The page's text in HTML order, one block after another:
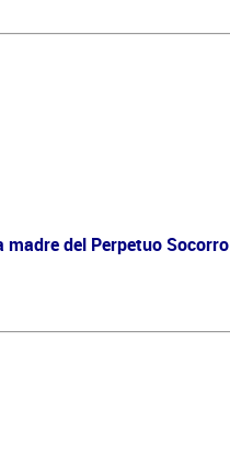
madre del Perpetuo Socorro